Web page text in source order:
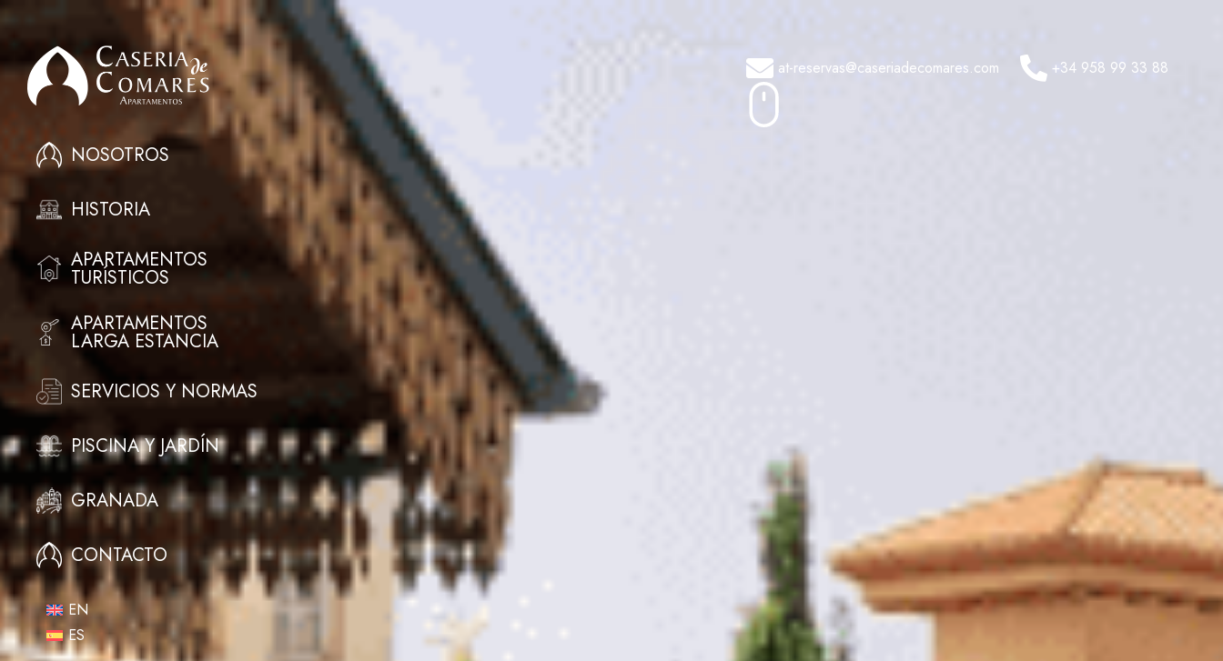
NOSOTROS
HISTORIA
APARTAMENTOS
TURÍSTICOS
APARTAMENTOS
LARGA ESTANCIA
SERVICIOS Y NORMAS
PISCINA Y JARDÍN
GRANADA
CONTACTO
EN
ES
at-reservas@caseriadecomares.com +34 958 99 33 88